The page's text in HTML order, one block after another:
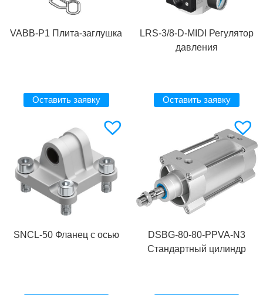
VABB-P1 Плита-заглушка
Оставить заявку
LRS-3/8-D-MIDI Регулятор
давления
Оставить заявку
SNCL-50 Фланец с осью
DSBG-80-80-PPVA-N3
Стандартный цилиндр